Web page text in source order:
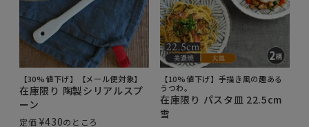
【30%値下げ】【メール便対象】
在庫限り 陶製シリアルスプ
ーン
定価 ¥430のところ
【10%値下げ】手描き風の趣ある
うつわ。
在庫限り パスタ皿 22.5cm
雪